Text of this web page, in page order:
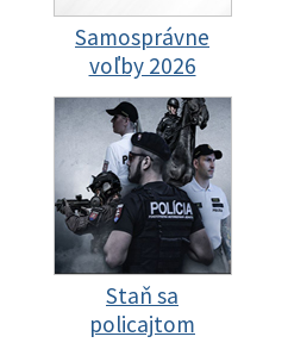
Samosprávne
voľby 2026
Staň sa
policajtom